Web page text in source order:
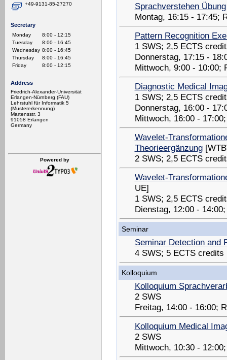
+49-9131-85-27270
Secretary
Monday
8:00 - 12:15
Tuesday
8:00 - 16:45
Wednesday 8:00 - 16:45
Thursday
8:00 - 16:45
Friday
8:00 - 12:15
Address
Friedrich-Alexander-Universität
Erlangen-Nürnberg (FAU)
Lehrstuhl für Informatik 5
(Mustererkennung)
Martensstr. 3
91058 Erlangen
Germany
Powered by
Sprachverstehen Übung
Montag, 16:15 - 17:45;
Pattern Recognition
1 SWS; 2,5 ECTS
Donnerstag, 17:15 -
Mittwoch, 9:00 - 10:00;
Diagnostic Medical
1 SWS; 2,5 ECTS
Donnerstag, 16:00 -
Mittwoch, 16:00 -
Wavelet-
Theorieergänzung
2 SWS; 2,5 ECTS
Wavelet-
UE]
1 SWS; 2,5 ECTS
Dienstag, 12:00 -
Seminar
Seminar Detection and
4 SWS; 5 ECTS credits
Kolloquium
Kolloquium
2 SWS
Freitag, 14:00 - 16:00;
Kolloquium Medical
2 SWS
Mittwoch, 10:30 -